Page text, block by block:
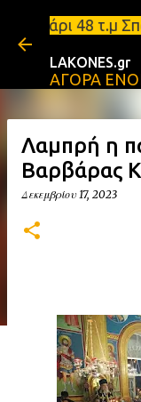
LAKONES.gr
ΑΓΟΡΑ
Λαμπρή η
Βαρβάρας
Δεκεμβρίου 17, 2023